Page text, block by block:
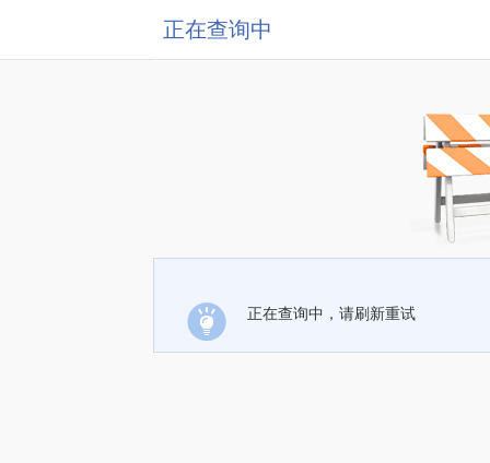
正在查询中
正在查询中，请刷新重试